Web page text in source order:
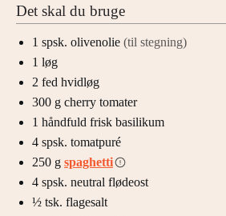
Det skal du bruge
1 spsk. olivenolie (til stegning)
1 løg
2 fed hvidløg
300 g cherry tomater
1 håndfuld frisk basilikum
4 spsk. tomatpuré
250 g spaghetti
4 spsk. neutral flødeost
½ tsk. flagesalt